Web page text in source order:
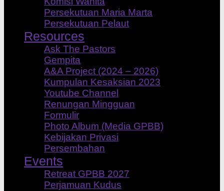
Persekutuan Maria Marta
Persekutuan Pelaut
Resources
Ask The Pastors
Gempita
A&A Project (2024 – 2026)
Kumpulan Kesaksian 2023
Youtube Channel
Renungan Mingguan
Formulir
Photo Album (Media GPBB)
Kebijakan Privasi
Persembahan
Events
Retreat GPBB 2027
Perjamuan Kudus